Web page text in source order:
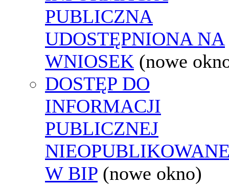
PUBLICZNA
UDOSTĘPNIONA NA
WNIOSEK (nowe
DOSTĘP DO
INFORMACJI
PUBLICZNEJ
W BIP (nowe okno)